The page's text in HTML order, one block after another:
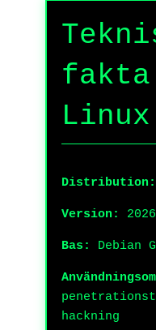
Distribution:
Version:
Bas: Debian
hackning